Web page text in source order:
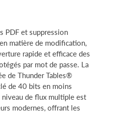
PDF et suppression
matière de modification,
rapide et efficace des
par mot de passe. La
de Thunder Tables®
de 40 bits en moins
niveau de flux multiple est
modernes, offrant les